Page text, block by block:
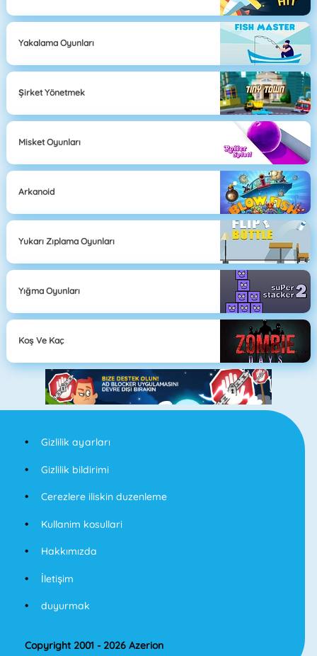
Yakalama Oyunları
Şirket Yönetmek
Misket Oyunları
Arkanoid
Yukarı Zıplama Oyunları
Yığma Oyunları
Koş Ve Kaç
Gizlilik ayarları
Gizlilik bildirimi
Cerezlere iliskin duzenleme
Kullanim kosullari
Hakkımızda
İletişim
duyurmak
Copyright 2001 - 2026 Azerion